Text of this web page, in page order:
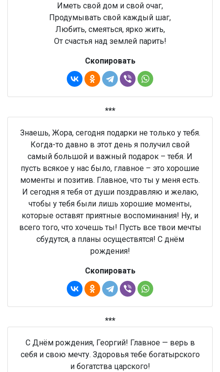
Иметь свой дом и свой очаг,
Продумывать свой каждый шаг,
Любить, смеяться, ярко жить,
От счастья над землей парить!
Скопировать
***
Знаешь, Жора, сегодня подарки не только у тебя.
Когда-то давно в этот день я получил свой
самый большой и важный подарок – тебя. И
пусть всякое у нас было, главное – это хорошие
моменты и позитив. Главное, что ты у меня есть.
И сегодня я тебя от души поздравляю и желаю,
чтобы у тебя были лишь хорошие моменты,
которые оставят приятные воспоминания! Ну, и
всего того, что хочешь ты! Пусть все твои мечты
сбудутся, а планы осуществятся! С днём
рождения!
Скопировать
***
С Днём рождения, Георгий! Главное — верь в
себя и свою мечту. Здоровья тебе богатырского
и богатства царского!